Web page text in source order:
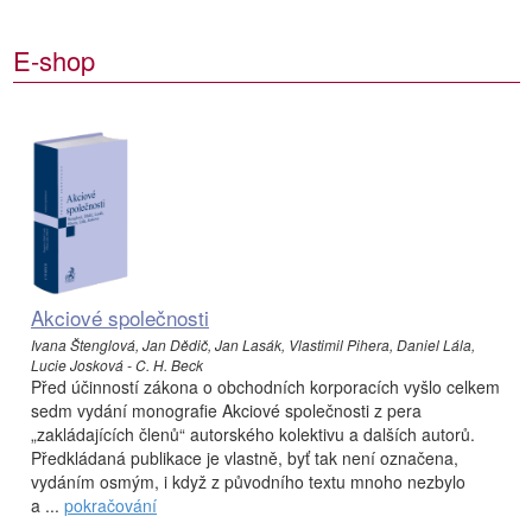
E-shop
Akciové společnosti
Ivana Štenglová, Jan Dědič, Jan Lasák, Vlastimil Pihera, Daniel Lála,
Lucie Josková - C. H. Beck
Před účinností zákona o obchodních korporacích vyšlo celkem
sedm vydání monografie Akciové společnosti z pera
„zakládajících členů“ autorského kolektivu a dalších autorů.
Předkládaná publikace je vlastně, byť tak není označena,
vydáním osmým, i když z původního textu mnoho nezbylo
a ... pokračování